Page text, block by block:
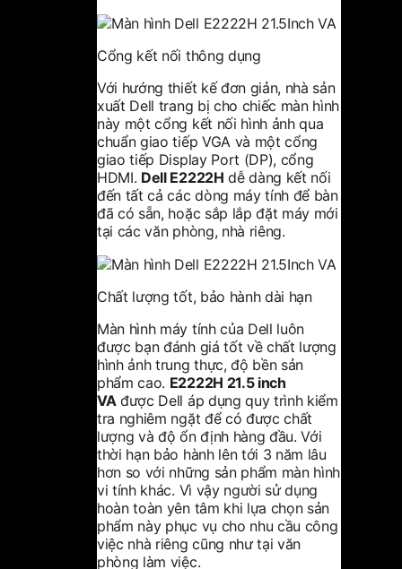
Cổng kết nối thông dụng
Với hướng thiết kế đơn giản, nhà sản
xuất Dell trang bị cho chiếc màn hình
này một cổng kết nối hình ảnh qua
chuẩn giao tiếp VGA và một cổng
giao tiếp Display Port (DP), cổng
HDMI. Dell E2222H dễ dàng kết nối
đến tất cả các dòng máy tính để bàn
đã có sẵn, hoặc sắp lắp đặt máy mới
tại các văn phòng, nhà riêng.
Chất lượng tốt, bảo hành dài hạn
Màn hình máy tính của Dell luôn
được bạn đánh giá tốt về chất lượng
hình ảnh trung thực, độ bền sản
phẩm cao. E2222H 21.5 inch
VAđược Dell áp dụng quy trình kiểm
tra nghiêm ngặt để có được chất
lượng và độ ổn định hàng đầu. Với
thời hạn bảo hành lên tới 3 năm lâu
hơn so với những sản phẩm màn hình
vi tính khác. Vì vậy người sử dụng
hoàn toàn yên tâm khi lựa chọn sản
phẩm này phục vụ cho nhu cầu công
việc nhà riêng cũng như tại văn
phòng làm việc.